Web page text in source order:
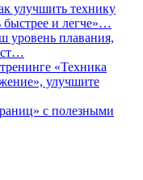
улучшить технику
быстрее и легче»…
уровень плавания,
«Техника
улучшите
с полезными